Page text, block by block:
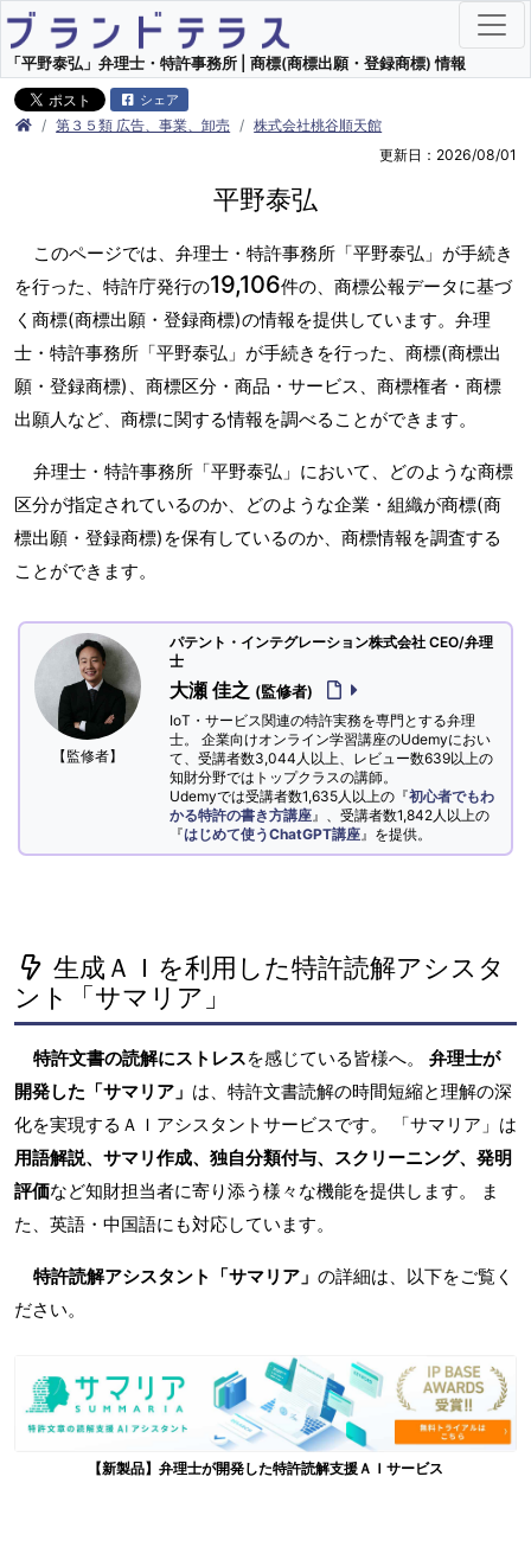
「平野泰弘」弁理士・特許事務所 | 商標(商標出願・登録商標) 情報
シェア
第３５類 広告、事業、卸売
株式会社桃谷順天館
更新日：2026/08/01
平野泰弘
このページでは、弁理士・特許事務所「平野泰弘」が手続き
を行った、特許庁発行の19,106件の、商標公報データに基づ
く商標(商標出願・登録商標)の情報を提供しています。弁理
士・特許事務所「平野泰弘」が手続きを行った、商標(商標出
願・登録商標)、商標区分・商品・サービス、商標権者・商標
出願人など、商標に関する情報を調べることができます。
弁理士・特許事務所「平野泰弘」において、どのような商標
区分が指定されているのか、どのような企業・組織が商標(商
標出願・登録商標)を保有しているのか、商標情報を調査する
ことができます。
【監修者】
パテント・インテグレーション株式会社 CEO/弁理
士
大瀬 佳之 (監修者)
IoT・サービス関連の特許実務を専門とする弁理
士。 企業向けオンライン学習講座のUdemyにおい
て、受講者数3,044人以上、レビュー数639以上の
知財分野ではトップクラスの講師。
Udemyでは受講者数1,635人以上の『初心者でもわ
かる特許の書き方講座 』、受講者数1,842人以上の
『はじめて使うChatGPT講座 』を提供。
生成ＡＩを利用した特許読解アシスタ
ント「サマリア」
特許文書の読解にストレスを感じている皆様へ。 弁理士が
開発した「サマリア」 は、特許文書読解の時間短縮と理解の深
化を実現するＡＩアシスタントサービスです。 「サマリア」は
用語解説、サマリ作成、独自分類付与、スクリーニング、発明
評価など知財担当者に寄り添う様々な機能を提供します。 ま
た、英語・中国語にも対応しています。
特許読解アシスタント「サマリア」 の詳細は、以下をご覧く
ださい。
【新製品】弁理士が開発した特許読解支援ＡＩサービス